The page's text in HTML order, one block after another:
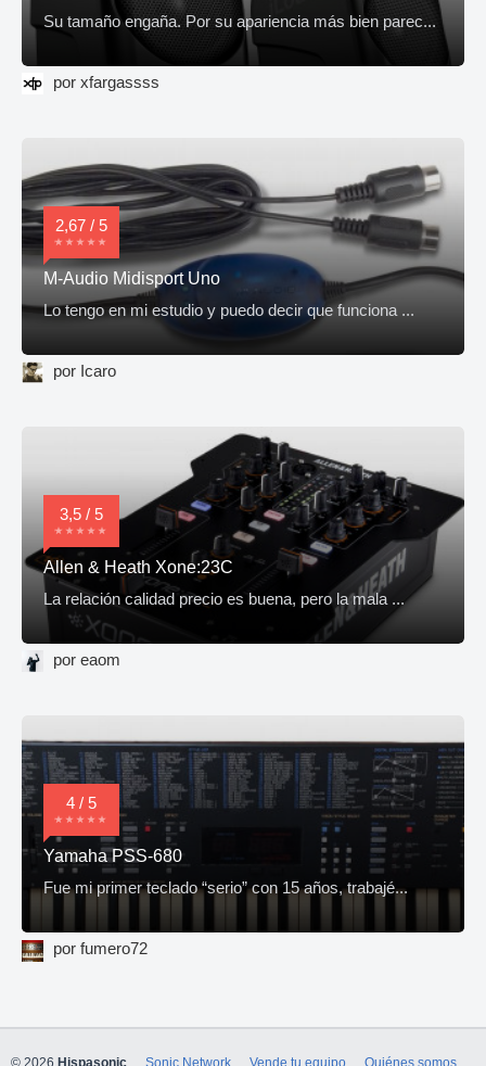
Su tamaño engaña. Por su apariencia más bien parec...
por xfargassss
2,67 / 5
M-Audio Midisport Uno
Lo tengo en mi estudio y puedo decir que funciona ...
por Icaro
3,5 / 5
Allen & Heath Xone:23C
La relación calidad precio es buena, pero la mala ...
por eaom
4 / 5
Yamaha PSS-680
Fue mi primer teclado “serio” con 15 años, trabajé...
por fumero72
© 2026 Hispasonic Sonic Network Vende tu equipo Quiénes somos